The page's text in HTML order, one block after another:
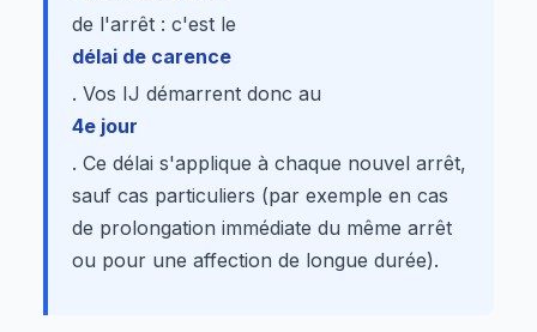
de l'arrêt : c'est le
délai de carence
. Vos IJ démarrent donc au
4e jour
. Ce délai s'applique à chaque nouvel arrêt,
sauf cas particuliers (par exemple en cas
de prolongation immédiate du même arrêt
ou pour une affection de longue durée).